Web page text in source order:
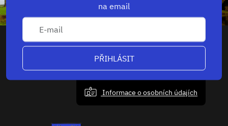
na email
PŘIHLÁSIT
Informace o osobních údajích